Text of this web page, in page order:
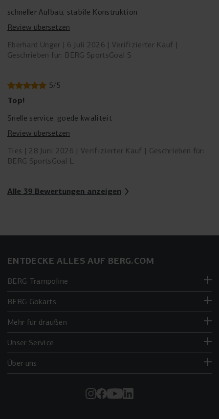
schneller Aufbau, stabile Konstruktion
Review übersetzen
Eberhard Unger
6 Juli 2026
Verifizierter Kauf
Geschrieben für: BERG SportsGoal S
5/5
Top!
Snelle service, goede kwaliteit
Review übersetzen
Ties
28 Juni 2026 Verifizierter Kauf
Geschrieben für:
BERG SportsGoal L
Alle 39 Bewertungen anzeigen
ENTDECKE ALLES AUF BERG.COM
BERG Trampoline
BERG Gokarts
Mehr für draußen
Unser Service
Über uns